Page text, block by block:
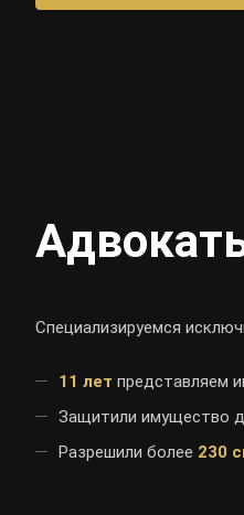
Специализируемся
11 лет представляем
Защитили имущество
Разрешили более 230